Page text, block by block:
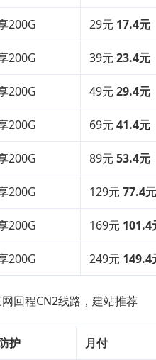
200G 29元 17.4元
200G 39元 23.4元
200G 49元 29.4元
200G 69元 41.4元
200G 89元 53.4元
200G 129元 77.4元
200G 169元 101.4
200G 249元 149.4
回程CN2线路，建站推荐
护 月付